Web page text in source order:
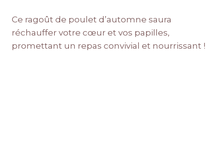
Ce ragoût de poulet d’automne saura
réchauffer votre cœur et vos papilles,
promettant un repas convivial et nourrissant !